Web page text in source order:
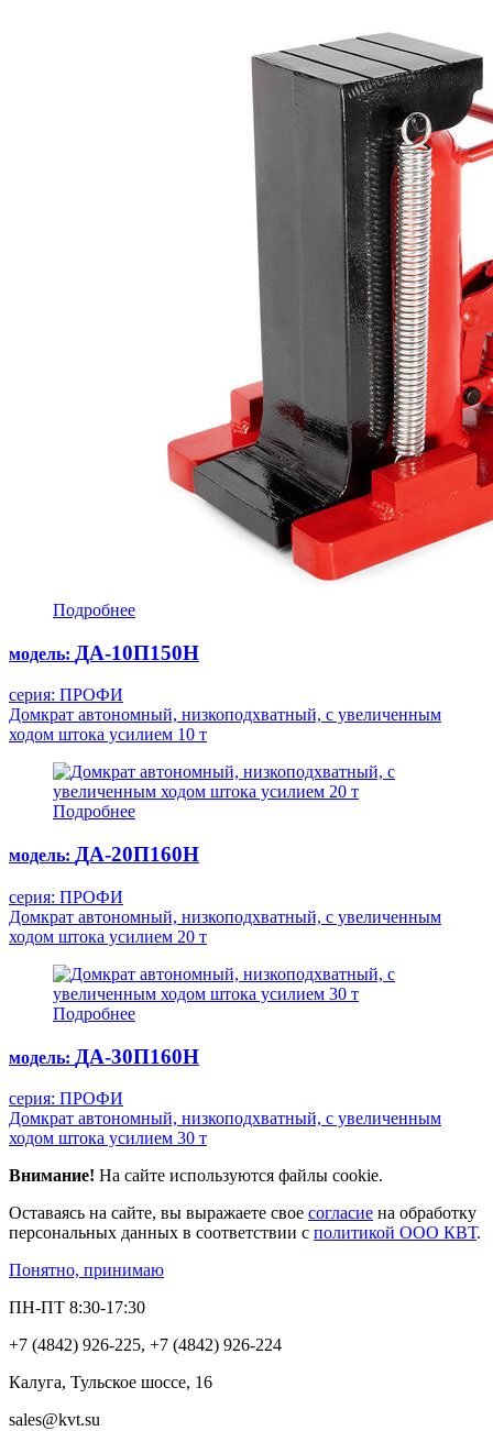
Подробнее
модель: ДА-10П150Н
серия: ПРОФИ
Домкрат автономный, низкоподхватный, с увеличенным
ходом штока усилием 10 т
Подробнее
модель: ДА-20П160Н
серия: ПРОФИ
Домкрат автономный, низкоподхватный, с увеличенным
ходом штока усилием 20 т
Подробнее
модель: ДА-30П160Н
серия: ПРОФИ
Домкрат автономный, низкоподхватный, с увеличенным
ходом штока усилием 30 т
Внимание! На сайте используются файлы cookie.
Оставаясь на сайте, вы выражаете свое согласие на обработку
персональных данных в соответствии с политикой ООО КВТ.
Понятно, принимаю
ПН-ПТ 8:30-17:30
+7 (4842) 926-225, +7 (4842) 926-224
Калуга, Тульское шоссе, 16
sales@kvt.su